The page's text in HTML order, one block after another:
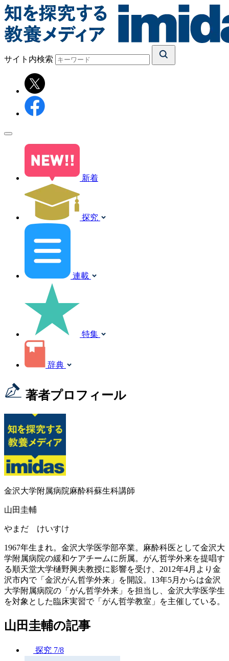
サイト内検索
新着
探究
連載
特集
辞典
著者プロフィール
金沢大学附属病院麻酔科蘇生科講師
山田圭輔
やまだ けいすけ
1967年生まれ。金沢大学医学部卒業。麻酔科医として金沢大
学附属病院の緩和ケアチームに所属。がん哲学外来を提唱す
る順天堂大学樋野興夫教授に影響を受け、2012年4月より金
沢市内で「金沢がん哲学外来」を開設。13年5月からは金沢
大学附属病院の「がん哲学外来」を担当し、金沢大学医学生
を対象とした臨床実習で「がん哲学教室」を主催している。
山田圭輔の記事
探究 7/8